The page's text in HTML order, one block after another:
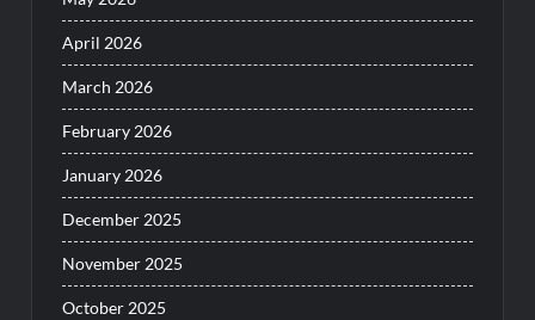
April 2026
March 2026
February 2026
January 2026
December 2025
November 2025
October 2025